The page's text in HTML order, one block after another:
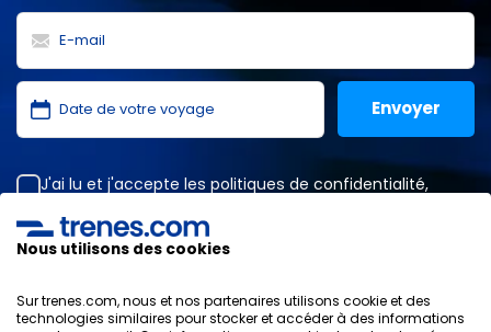
J'ai lu et j'accepte les politiques de confidentialité,
ONLINE TRAVEL SOLUTIONS.
Politique de
Nous utilisons des cookies
Sur trenes.com, nous et nos partenaires utilisons cookie et des
technologies similaires pour stocker et accéder à des informations